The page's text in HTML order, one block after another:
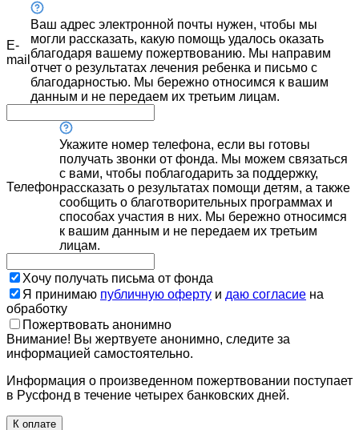
E-
mail
Ваш адрес электронной почты нужен, чтобы мы
могли рассказать, какую помощь удалось оказать
благодаря вашему пожертвованию. Мы направим
отчет о результатах лечения ребенка и письмо с
благодарностью. Мы бережно относимся к вашим
данным и не передаем их третьим лицам.
Телефон
Укажите номер телефона, если вы готовы
получать звонки от фонда. Мы можем связаться
с вами, чтобы поблагодарить за поддержку,
рассказать о результатах помощи детям, а также
сообщить о благотворительных программах и
способах участия в них. Мы бережно относимся
к вашим данным и не передаем их третьим
лицам.
Хочу получать письма от фонда
Я принимаю публичную оферту и даю согласие на
обработку
Пожертвовать анонимно
Внимание! Вы жертвуете анонимно, следите за
информацией самостоятельно.
Информация о произведенном пожертвовании поступает
в Русфонд в течение четырех банковских дней.
К оплате